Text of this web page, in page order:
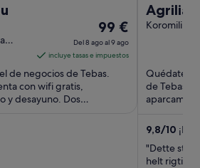
El
precio
es
de
99 €
Del 8 ago al 9 ago
incluye tasas e impuestos
de negocios de Tebas.
con wifi gratis,
y desayuno. Dos
Agrilia
Koromili
Quédate
de Tebas.
9,8/10
"Dette sted
helt rigtigt